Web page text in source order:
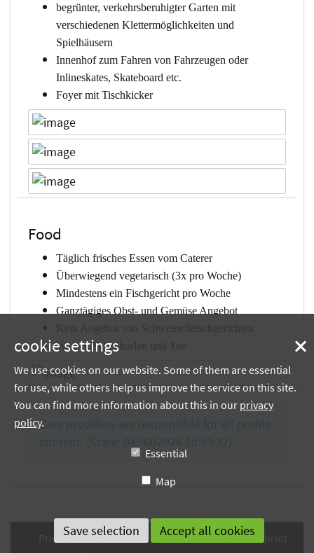
begrünter, verkehrsberuhigter Garten mit
verschiedenen Klettermöglichkeiten und
Spielhäusern
Innenhof zum Fahren von Fahrzeugen oder
Inlineskates, Skateboard etc.
Foyer mit Tischkicker
Food
Täglich frisches Essen vom Caterer
Überwiegend vegetarisch (3x pro Woche)
Mindestens ein Fischgericht pro Woche
Ganztägiges Obst- und Gemüse Angebot
Wasser, Saftschorlen und Tee
Care providers are responsible for all profile
Privacy policy Terms of use Sitemap
Imprint
cookie settings
We use cookies on our website. Some of them are essential
for use, while others help us improve the service on this site.
You can find more information about this in our privacy
policy.
Essential
Map